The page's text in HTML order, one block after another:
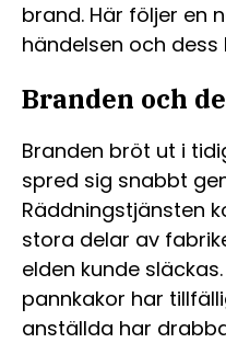
brand. Här följer en
händelsen och dess
Branden och
Branden bröt ut i
spred sig snabbt
Räddningstjänsten
stora delar av
elden kunde
pannkakor har
anställda har